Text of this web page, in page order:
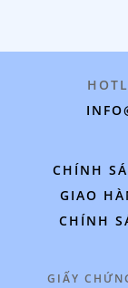
CHÍNH
GIAO
CHÍNH
GIẤY